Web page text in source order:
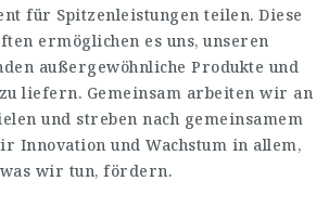
für Spitzenleistungen teilen. Diese
ermöglichen es uns, unseren
außergewöhnliche Produkte und
liefern. Gemeinsam arbeiten wir an
und streben nach gemeinsamem
Innovation und Wachstum in allem,
was wir tun, fördern.